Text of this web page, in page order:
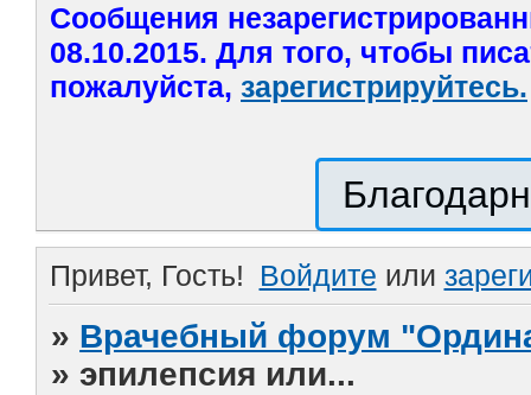
Сообщения
08.10.2015. Для того, чтобы
пожалуйста, зарегистрируйтесь.
Привет, Гость! Войдите или
» Врачебный форум
»эпилепсия или...